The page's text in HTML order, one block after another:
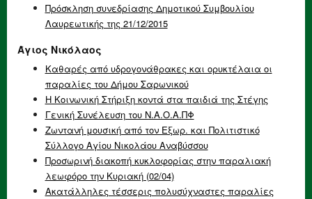
Πρόσκληση συνεδρίασης Δημοτικού Συμβουλίου
Λαυρεωτικής της 21/12/2015
Άγιος Νικόλαος
Καθαρές από υδρογονάθρακες και ορυκτέλαια οι
παραλίες του Δήμου Σαρωνικού
Η Κοινωνική Στήριξη κοντά στα παιδιά της Στέγης
Γενική Συνέλευση του Ν.Α.Ο.Α.ΠΦ
Ζωντανή μουσική από τον Εξωρ. και Πολιτιστικό
Σύλλογο Αγίου Νικολάου Αναβύσσου
Προσωρινή διακοπή κυκλοφορίας στην παραλιακή
λεωφόρο την Κυριακή (02/04)
Ακατάλληλες τέσσερις πολυσύχναστες παραλίες